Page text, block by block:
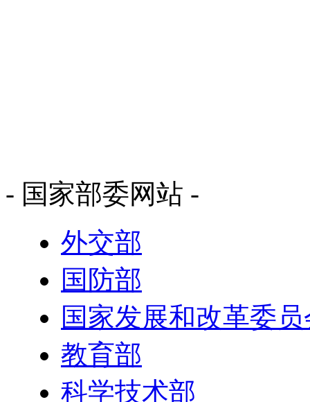
- 国家部委网站 -
外交部
国防部
国家发展和改革委
教育部
科学技术部